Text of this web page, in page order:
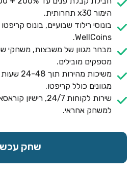
הימור x30 תחרותית.
WellCoins.
מבחר מגוון של משבצות, משחקי
מספקים מובילים.
משיכות
מגוונים כולל קריפטו.
למשחק אחראי.
שחק